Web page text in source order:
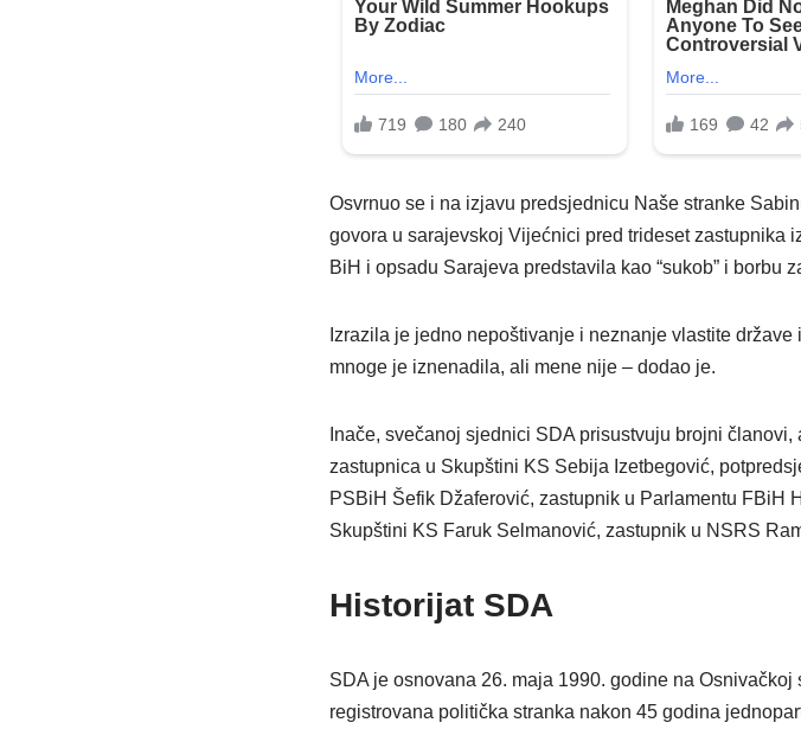
Osvrnuo se i na izjavu predsjednicu Naše stranke
govora u sarajevskoj Vijećnici pred trideset zastupnika
BiH i opsadu Sarajeva predstavila kao “sukob” i borbu
Izrazila je jedno nepoštivanje i neznanje vlastite
mnoge je iznenadila, ali mene nije – dodao je.
Inače, svečanoj sjednici SDA prisustvuju brojni
zastupnica u Skupštini KS Sebija Izetbegović,
PSBiH Šefik Džaferović, zastupnik u Parlamentu FBiH
Skupštini KS Faruk Selmanović, zastupnik u NSRS
Historijat SDA
SDA je osnovana 26. maja 1990. godine na
registrovana politička stranka nakon 45 godina